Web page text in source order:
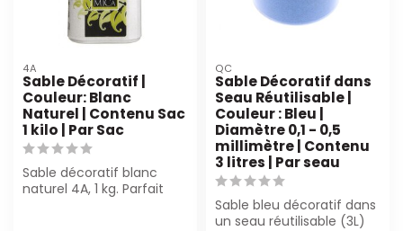
4A
Sable Décoratif |
Couleur: Blanc
Naturel | Contenu Sac
1 kilo | Par Sac
Sable décoratif blanc
naturel 4A, 1 kg. Parfait
QC
Sable Décoratif dans
Seau Réutilisable |
Couleur : Bleu |
Diamètre 0,1 - 0,5
millimètre | Contenu
3 litres | Par seau
Sable bleu décoratif dans
un seau réutilisable (3L)